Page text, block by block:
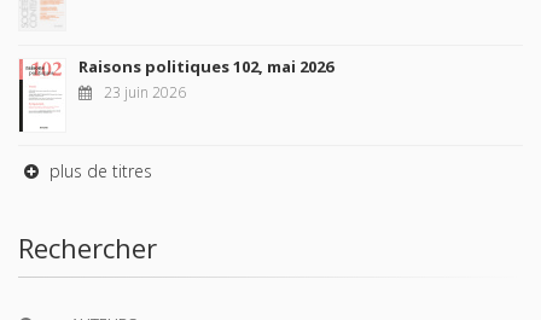
Raisons politiques 102, mai 2026
23 juin 2026
plus de titres
Rechercher